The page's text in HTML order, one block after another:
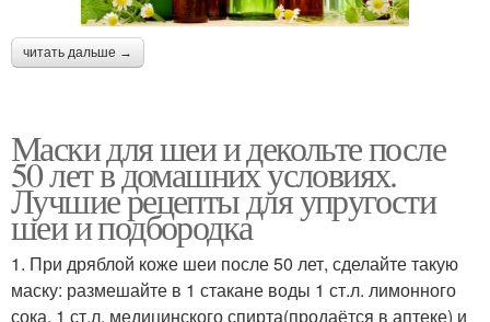
читать дальше →
Маски для шеи и декольте после
50 лет в домашних условиях.
Лучшие рецепты для упругости
шеи и подбородка
1. При дряблой коже шеи после 50 лет, сделайте такую
маску: размешайте в 1 стакане воды 1 ст.л. лимонного
сока, 1 ст.л. медицинского спирта(продаётся в аптеке) и